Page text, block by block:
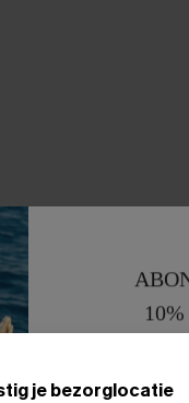
je bezorglocatie